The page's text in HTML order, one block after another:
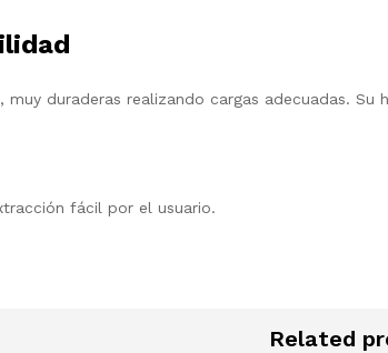
duraderas realizando cargas adecuadas. Su
fácil por el usuario.
Related